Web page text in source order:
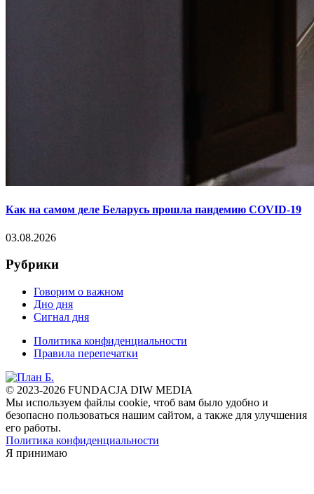
Как на самом деле Беларусь прошла пандемию COVID-19
03.08.2026
Рубрики
Говорим о важном
Дно дня
Сигнал дня
Политика конфиденциальности
Правила перепечатки
© 2023-2026 FUNDACJA DIW MEDIA
Мы используем файлы cookie, чтоб вам было удобно и
безопасно пользоваться нашим сайтом, а также для улучшения
его работы.
Политика конфиденциальности
Я принимаю